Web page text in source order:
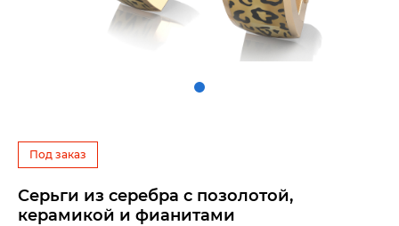
Под заказ
Серьги из серебра с позолотой,
керамикой и фианитами